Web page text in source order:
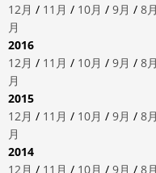
12月 / 11月 / 10月 / 9月 / 8月
月
2016
12月 / 11月 / 10月 / 9月 / 8月
月
2015
12月 / 11月 / 10月 / 9月 / 8月
月
2014
12月 / 11月 / 10月 / 9月 / 8月